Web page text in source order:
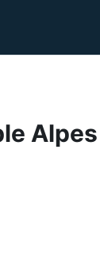
Alpes